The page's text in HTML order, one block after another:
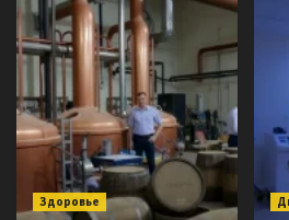
Здоровье